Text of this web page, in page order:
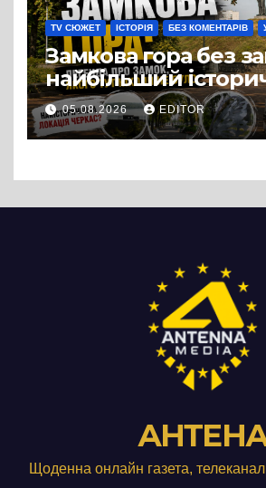
TV СЮЖЕТ ІСТОРІЯ БЕЗ КОМЕНТАРІВ
Замкова гора без
найбільший
міф Черкас
05.08.2026 EDITOR
Щоденна онлайн газета,